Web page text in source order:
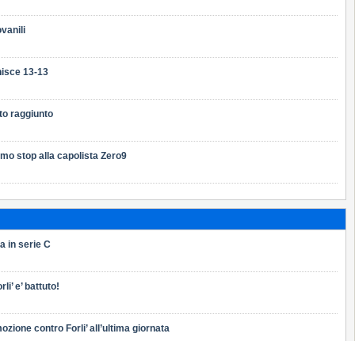
13-13
raggiunto
stop alla capolista Zero9
in serie C
e’ battuto!
contro Forli’ all’ultima giornata